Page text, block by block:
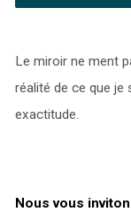
Le miroir ne ment
réalité de ce que
exactitude.
Nous vous